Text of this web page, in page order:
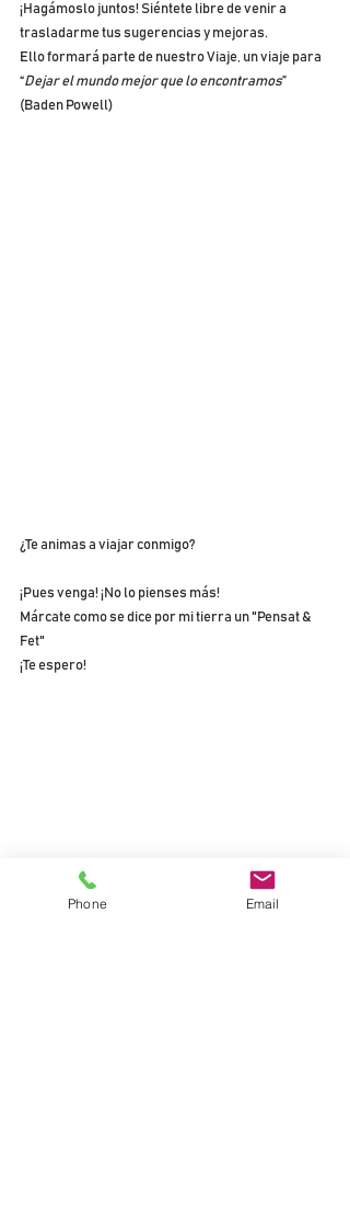
¡Hagámoslo juntos! Siéntete libre de venir a
trasladarme tus sugerencias y mejoras.
Ello formará parte de nuestro Viaje, un viaje para
“Dejar el mundo mejor que lo encontramos”
(Baden Powell)
¿Te animas a viajar conmigo?
¡Pues venga! ¡No lo pienses más!
Márcate como se dice por mi tierra un "Pensat &
Fet"
¡Te espero!
Phone Email